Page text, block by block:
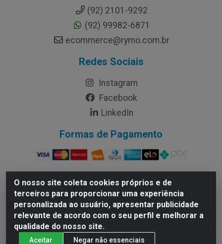
O nosso site coleta cookies próprios e de
terceiros para proporcionar uma experiência
personalizada ao usuário, apresentar publicidade
relevante de acordo com o seu perfil e melhorar a
qualidade do nosso site.
Aceitar Negar não essenciais
(92) 2101-9292
(92) 99982-6871
ecommerce@rymo.com.br
Redes Sociais
Instagram
Facebook
LinkedIn
Formas de Pagamento
Rymo Imagem e Produtos Gráficos da Amazonia LTDA - Av.
Ajuricaba, 379 - Cachoeirinha, Manaus/AM - CEP 69065-110 -
CNPJ 14.220.230.0001-70